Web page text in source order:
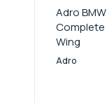
Adro
Complete
Wing
Adro